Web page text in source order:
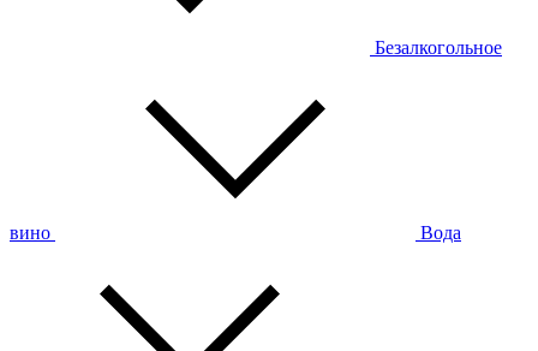
Безалкогольное
вино Вода